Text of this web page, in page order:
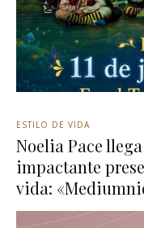
ESTILO DE VIDA
Noelia Pace
impactante
vida: